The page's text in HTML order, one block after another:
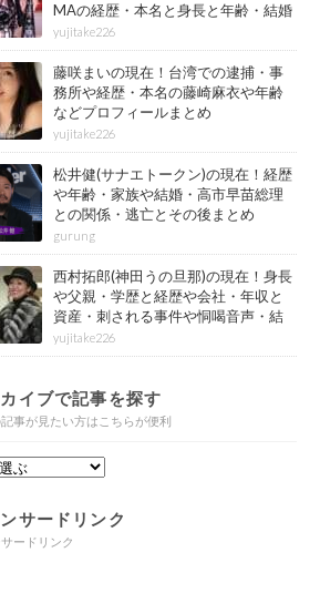
MAの経歴・本名と身長と年齢・結婚
情報もまとめ
yujitake226
藤咲まいの現在！台湾での逮捕・事
務所や経歴・本名の藤崎麻衣や年齢
などプロフィールまとめ
yujitake226
松井健(サナエトークン)の現在！経歴
や年齢・家族や結婚・高市早苗総理
との関係・逃亡とその後まとめ
gurung
西村拓郎(神田うの旦那)の現在！身長
や父親・学歴と経歴や会社・年収と
資産・刺される事件や恫喝音声・結
婚と子供や自宅・脳梗塞の病気もま
とめ
yujitake226
イブで記事を探す
事が見たい方はこちらが便利
サードリンク
ードリンク